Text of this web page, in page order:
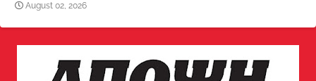
August 02, 2026